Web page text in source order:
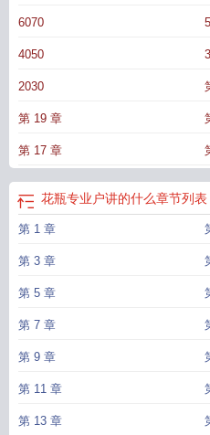
专业户TXT
花瓶专业
度花瓶专业户陌言川笔趣阁 花瓶专业
户番外 花瓶专业户无错版 花瓶专业户
6070
4050
2030
第 19 章
第 17 章
花瓶专业户讲的什么章节列表
第 1 章
第 3 章
第 5 章
第 7 章
第 9 章
第 11 章
第 13 章